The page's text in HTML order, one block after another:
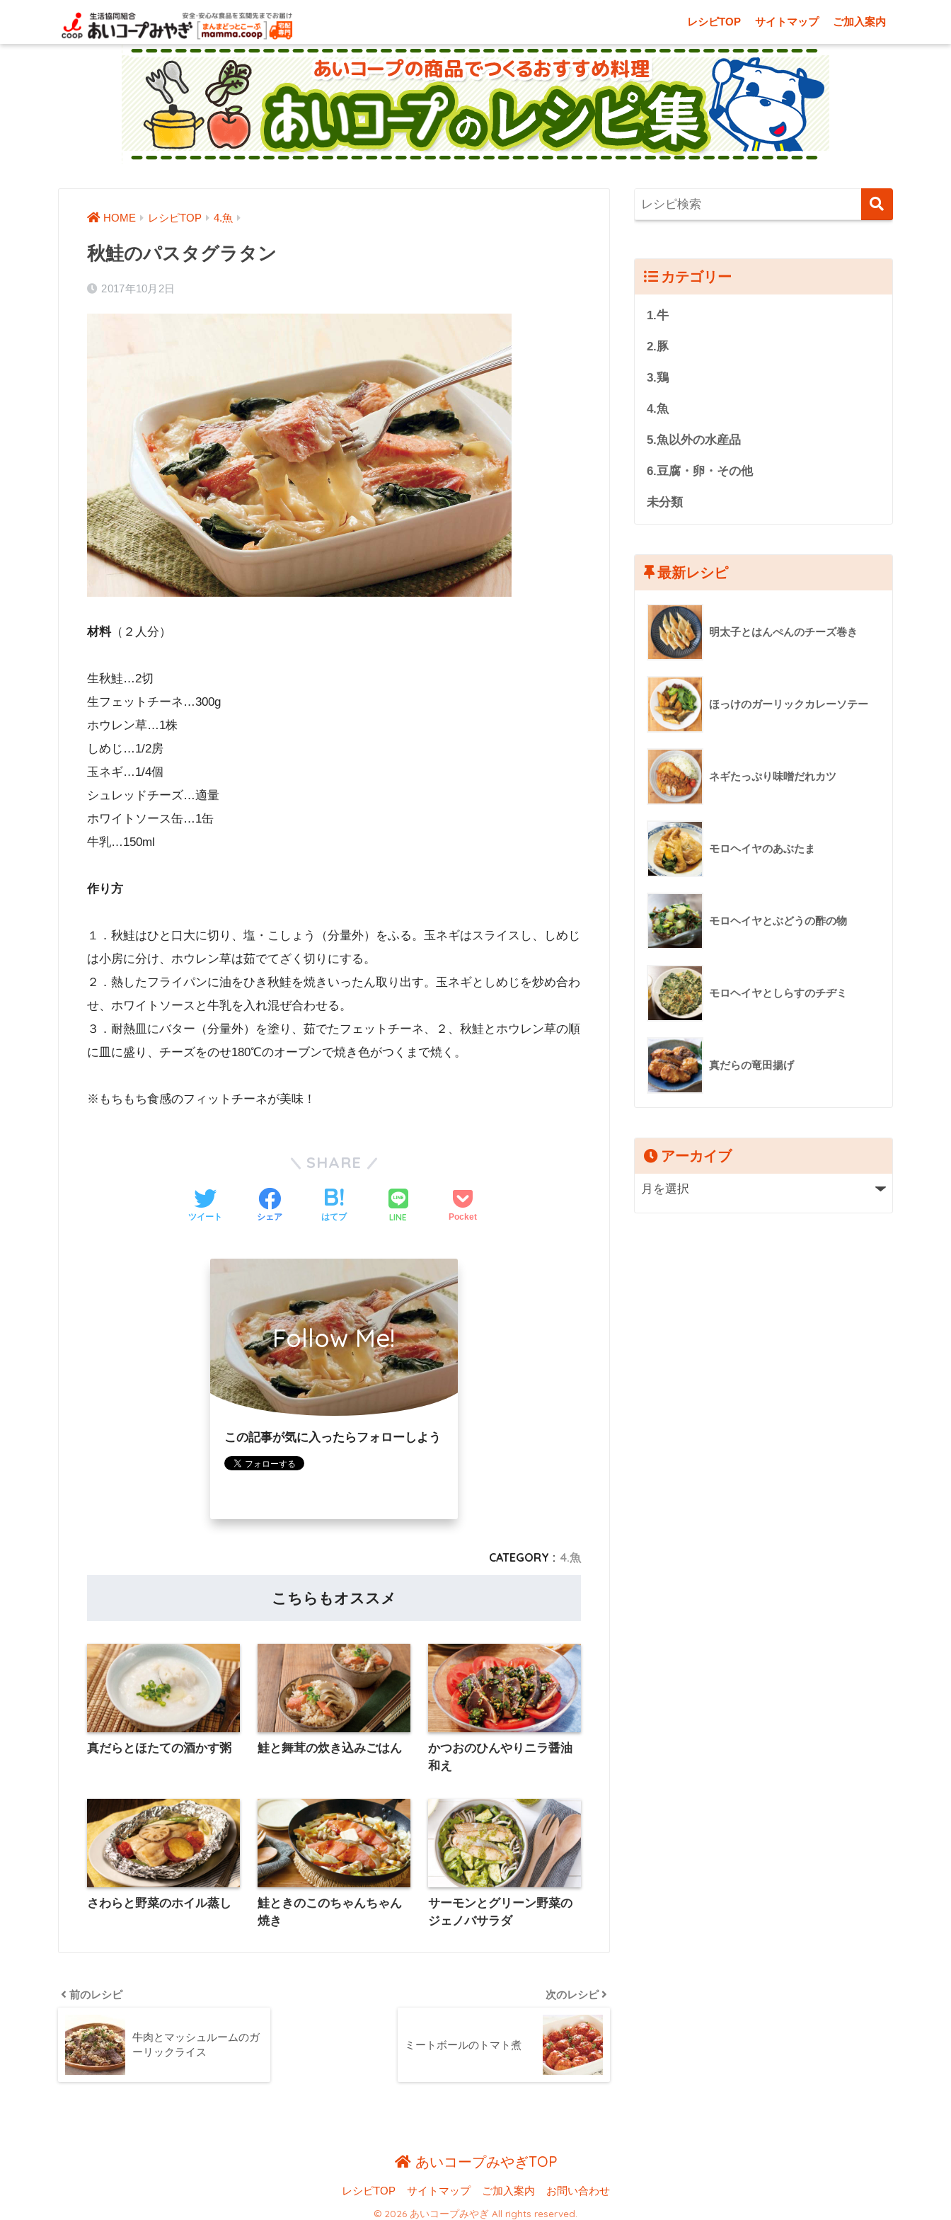
レシピTOP サイトマップ ご加入案内
HOME レシピTOP 4.魚
秋鮭のパスタグラタン
2017年10月2日
材料（２人分）
生秋鮭…2切
生フェットチーネ…300g
ホウレン草…1株
しめじ…1/2房
玉ネギ…1/4個
シュレッドチーズ…適量
ホワイトソース缶…1缶
牛乳…150ml
作り方
１．秋鮭はひと口大に切り、塩・こしょう（分量外）をふる。玉ネギはスライスし、しめじ
は小房に分け、ホウレン草は茹でてざく切りにする。
２．熱したフライパンに油をひき秋鮭を焼きいったん取り出す。玉ネギとしめじを炒め合わ
せ、ホワイトソースと牛乳を入れ混ぜ合わせる。
３．耐熱皿にバター（分量外）を塗り、茹でたフェットチーネ、２、秋鮭とホウレン草の順
に皿に盛り、チーズをのせ180℃のオーブンで焼き色がつくまで焼く。
※もちもち食感のフィットチーネが美味！
SHARE
ツイート シェア はてブ LINE Pocket
Follow Me!
この記事が気に入ったらフォローしよう
CATEGORY : 4.魚
こちらもオススメ
真だらとほたての酒かす粥 鮭と舞茸の炊き込みごはん
かつおのひんやりニラ醤油
和え
さわらと野菜のホイル蒸し
鮭ときのこのちゃんちゃん
焼き
サーモンとグリーン野菜の
ジェノバサラダ
前のレシピ
牛肉とマッシュルームのガ
ーリックライス
次のレシピ
ミートボールのトマト煮
カテゴリー
1.牛
2.豚
3.鶏
4.魚
5.魚以外の水産品
6.豆腐・卵・その他
未分類
最新レシピ
明太子とはんぺんのチーズ巻き
ほっけのガーリックカレーソテー
ネギたっぷり味噌だれカツ
モロヘイヤのあぶたま
モロヘイヤとぶどうの酢の物
モロヘイヤとしらすのチヂミ
真だらの竜田揚げ
アーカイブ
あいコープみやぎTOP
レシピTOP サイトマップ ご加入案内 お問い合わせ
© 2026 あいコープみやぎ All rights reserved.